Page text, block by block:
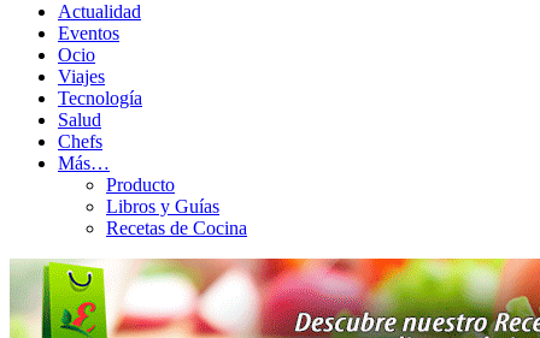
Actualidad
Eventos
Ocio
Viajes
Tecnología
Salud
Chefs
Más…
Producto
Libros y Guías
Recetas de Cocina